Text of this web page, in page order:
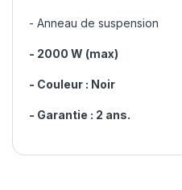
- Anneau de suspension
- 2000 W (max)
- Couleur : Noir
- Garantie : 2 ans.